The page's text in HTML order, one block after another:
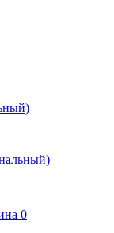
0